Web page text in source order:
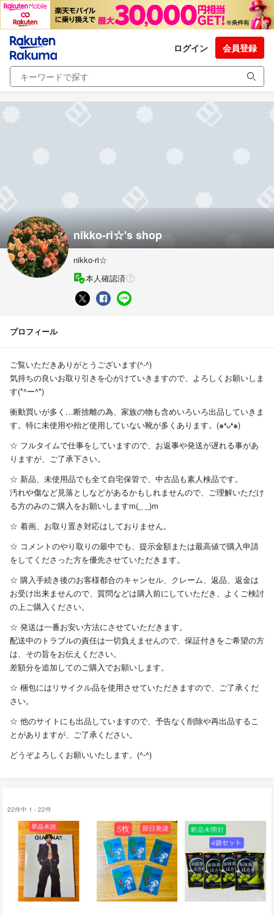
ログイン 会員登録
nikko-ri☆'s shop
nikko-ri☆
本人確認済
プロフィール
ご覧いただきありがとうございます(^-^)
気持ちの良いお取り引きを心がけていきますので、よろしくお願いしま
す(*^ー^*)
衝動買いが多く…断捨離の為、家族の物も含めいろいろ出品していきま
す。特に未使用や殆ど使用していない靴が多くあります。(๑❛ᴗ❛๑)
☆ フルタイムで仕事をしていますので、お返事や発送が遅れる事があ
りますが、ご了承下さい。
☆ 新品、未使用品でも全て自宅保管で、中古品も素人検品です。
汚れや傷など見落としなどがあるかもしれませんので、ご理解いただけ
る方のみのご購入をお願いしますm(_ _)m
☆ 着画、お取り置き対応はしておりません。
☆ コメントのやり取りの最中でも、提示金額または最高値で購入申請
をしてくださった方を優先させていただきます。
☆ 購入手続き後のお客様都合のキャンセル、クレーム、返品、返金は
お受け出来ませんので、質問などは購入前にしていただき、よくご検討
の上ご購入ください。
☆ 発送は一番お安い方法にさせていただきます。
配送中のトラブルの責任は一切負えませんので、保証付きをご希望の方
は、その旨をお伝えください。
差額分を追加してのご購入でお願いします。
☆ 梱包にはリサイクル品を使用させていただきますので、ご了承くだ
さい。
☆ 他のサイトにも出品していますので、予告なく削除や再出品するこ
とがありますが、ご了承ください。
どうぞよろしくお願いいたします。(^-^)
22件中 1 - 22件